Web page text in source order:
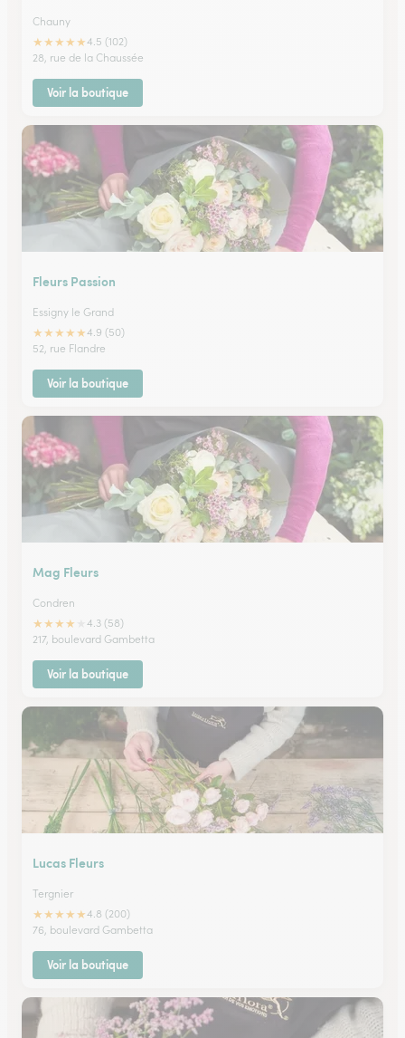
Chauny
★★★★★4.5 (102)
28, rue de la Chaussée
Voir la boutique
Fleurs Passion
Essigny le Grand
★★★★★4.9 (50)
52, rue Flandre
Voir la boutique
Mag Fleurs
Condren
★★★★
4.3 (58)
217, boulevard Gambetta
Voir la boutique
Lucas Fleurs
Tergnier
★★★★★4.8 (200)
76, boulevard Gambetta
Voir la boutique